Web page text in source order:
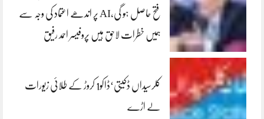
فتح حاصل ہو گی،AI پر اندھے اعتماد کی وجہ سے
ہمیں خطرات لاحق ہیں پروفیسر احمد رفیق
کلرسیداں ڈکیتی‘ڈاکو1 کروڑ کے طلائی زیورات
لے اڑے